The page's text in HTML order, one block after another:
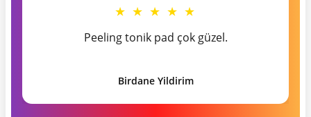
★ ★ ★ ★ ★
Peeling tonik pad çok güzel.
Birdane Yildirim